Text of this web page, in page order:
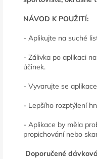
NÁVOD K POUŽITÍ:
- Aplikujte na suché
- Zálivka po aplikaci
účinek.
- Vyvarujte se
- Lepšího rozptýlení
- Aplikace by měla
propichování nebo
Doporučené